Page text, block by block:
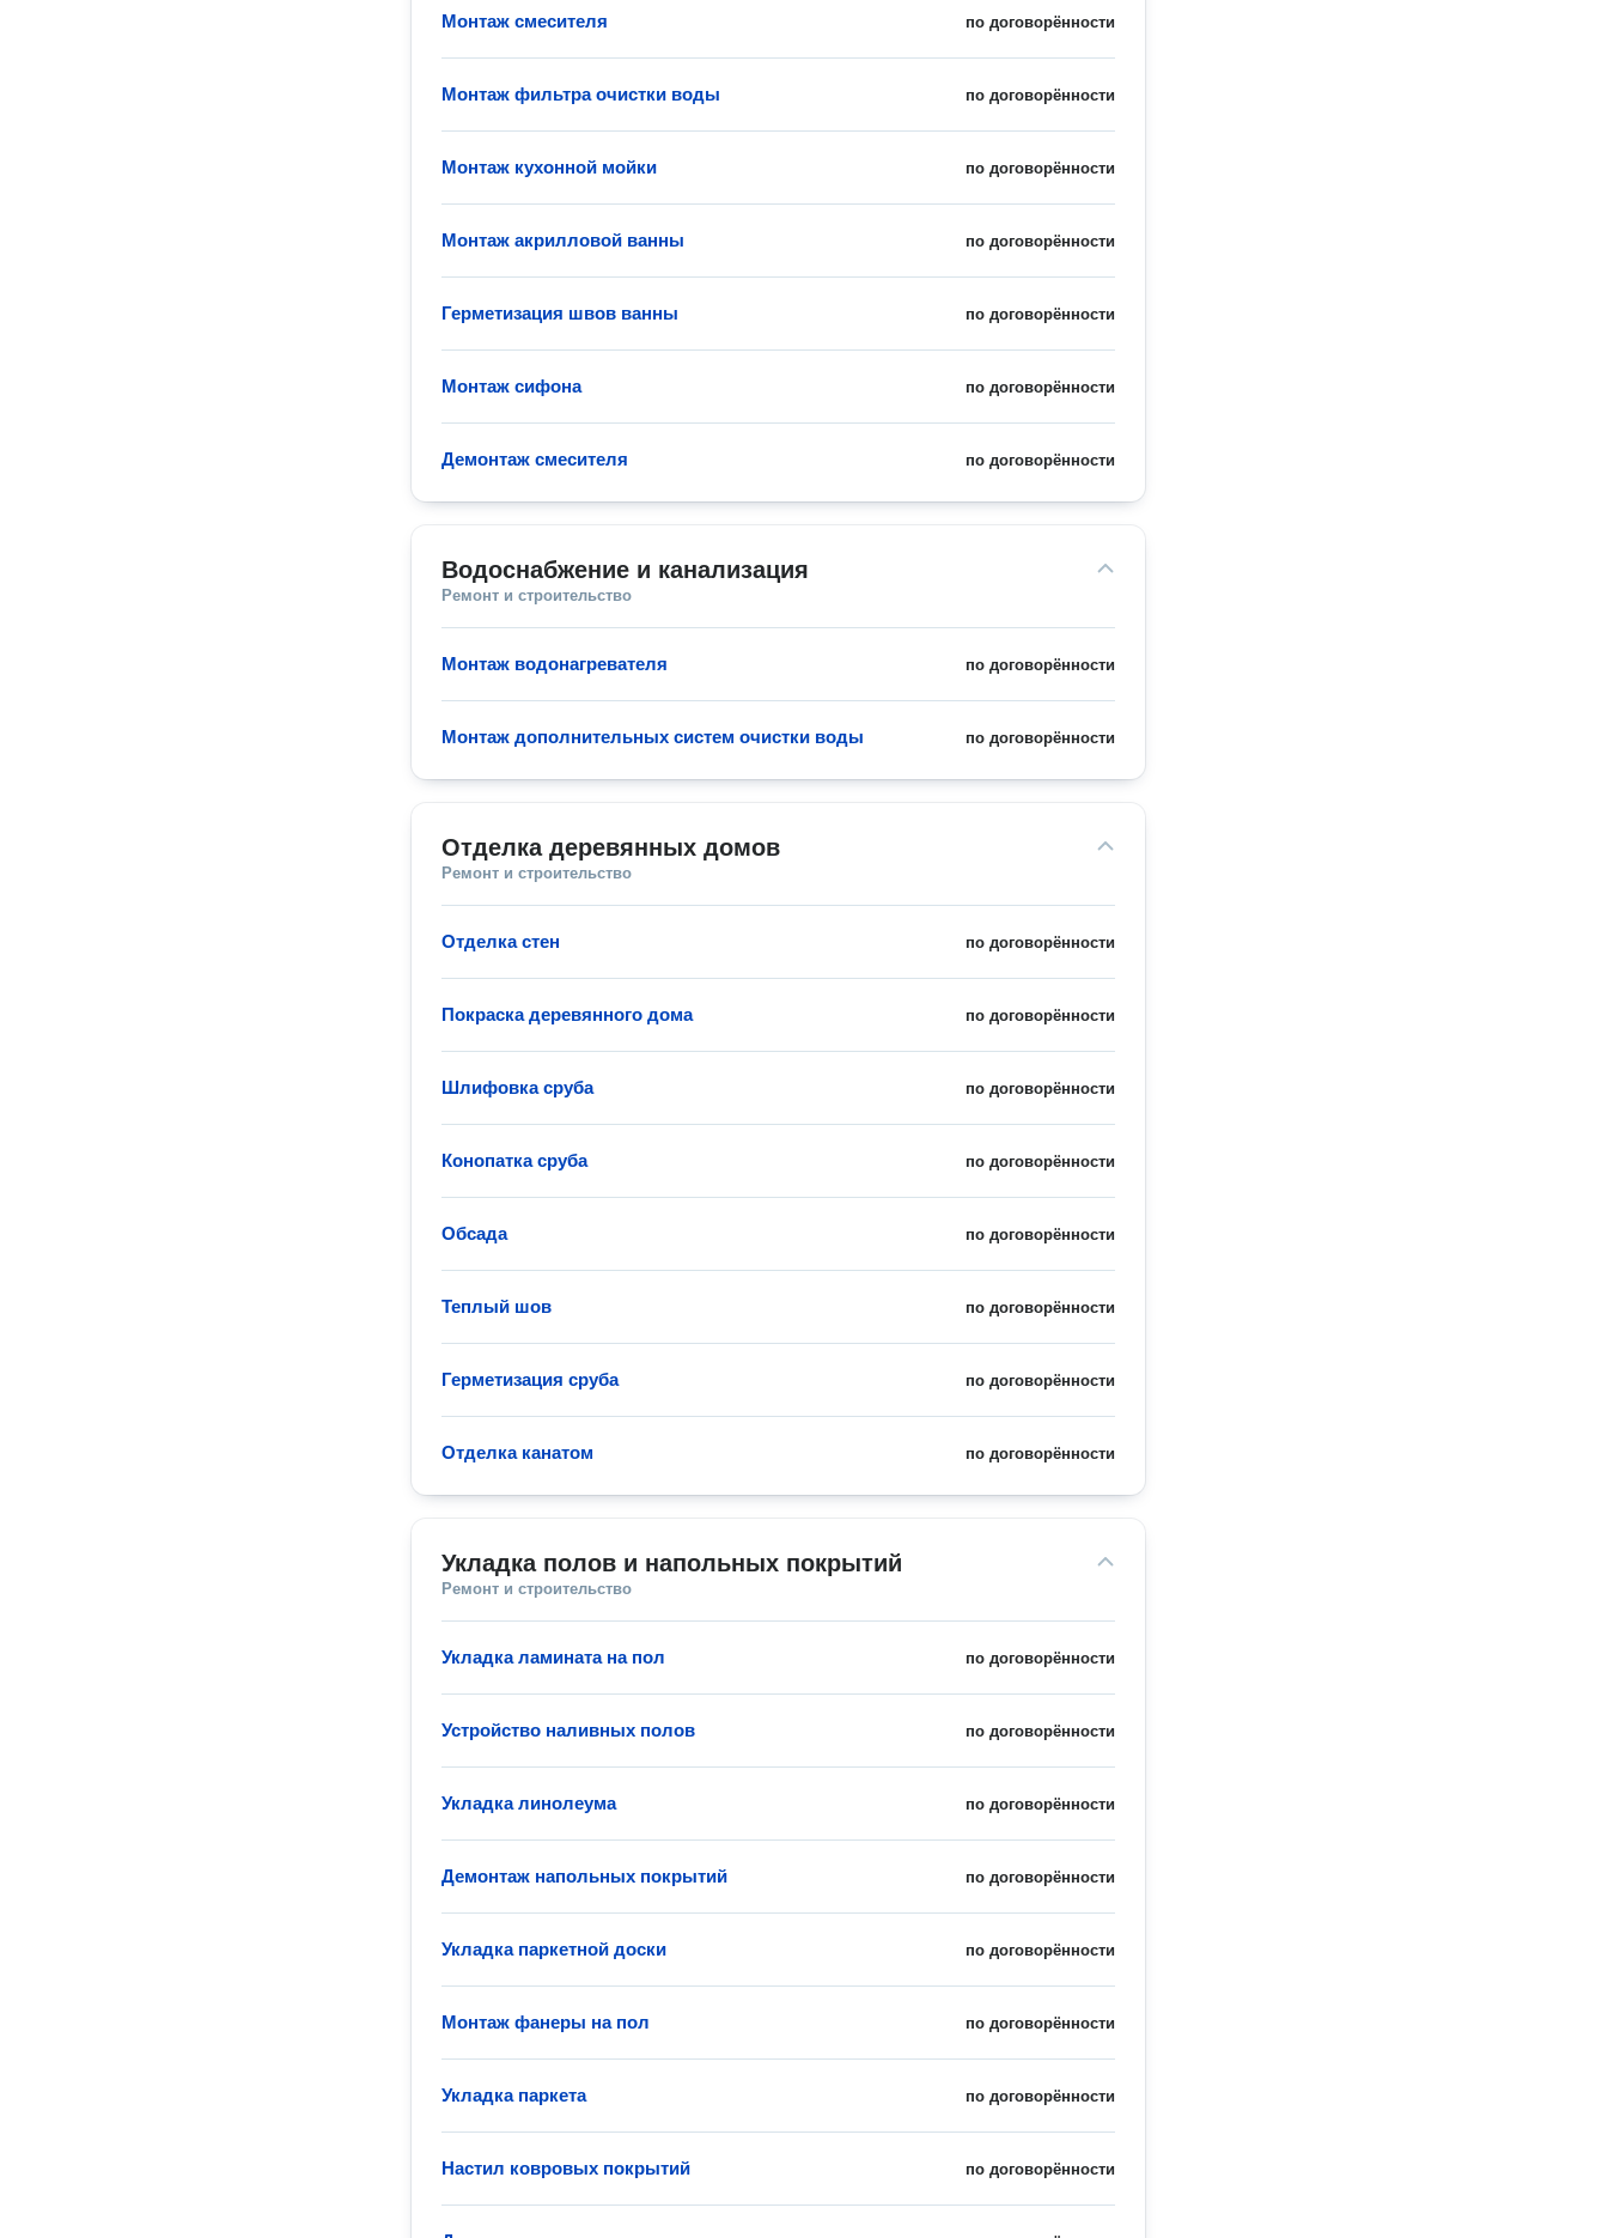
по договорённости
Монтаж смесителя
по договорённости
Монтаж фильтра очистки воды
по договорённости
Монтаж кухонной мойки
по договорённости
Монтаж акрилловой ванны
по договорённости
Герметизация швов ванны
по договорённости
Монтаж сифона
по договорённости
Демонтаж смесителя
Водоснабжение и канализация
Ремонт и строительство
по договорённости
Монтаж водонагревателя
по договорённости
Монтаж дополнительных систем очистки воды
Отделка деревянных домов
Ремонт и строительство
по договорённости
Отделка стен
по договорённости
Покраска деревянного дома
по договорённости
Шлифовка сруба
по договорённости
Конопатка сруба
по договорённости
Обсада
по договорённости
Теплый шов
по договорённости
Герметизация сруба
по договорённости
Отделка канатом
Укладка полов и напольных покрытий
Ремонт и строительство
по договорённости
Укладка ламината на пол
по договорённости
Устройство наливных полов
по договорённости
Укладка линолеума
по договорённости
Демонтаж напольных покрытий
по договорённости
Укладка паркетной доски
по договорённости
Монтаж фанеры на пол
по договорённости
Укладка паркета
по договорённости
Настил ковровых покрытий